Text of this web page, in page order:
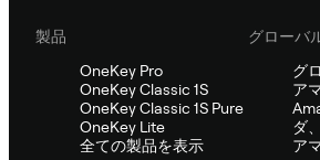
製品
OneKey Pro
OneKey Classic 1S
OneKey Classic 1S Pure
OneKey Lite
全ての製品を表示
グローバ
グ
ア
ダ
ア